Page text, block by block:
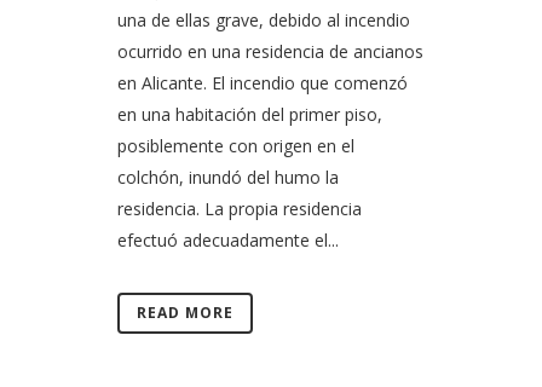
una de ellas grave, debido al incendio
ocurrido en una residencia de ancianos
en Alicante. El incendio que comenzó
en una habitación del primer piso,
posiblemente con origen en el
colchón, inundó del humo la
residencia. La propia residencia
efectuó adecuadamente el...
READ MORE